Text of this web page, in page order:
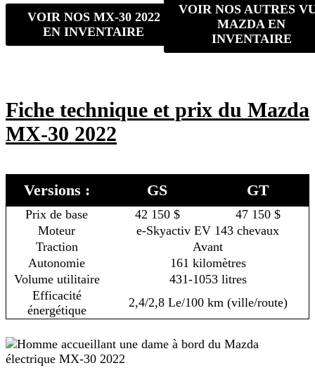
VOIR NOS MX-30 2022
EN INVENTAIRE
VOIR NOS AUTRES
MAZDA EN
INVENTAIRE
Fiche technique et prix du Mazda
MX-30 2022
Versions : GS GT
Prix de base 42 150 $
47 150 $
Moteur
e-Skyactiv EV 143 chevaux
Traction
Avant
Autonomie
161 kilomètres
Volume utilitaire
431-1053 litres
Efficacité
énergétique
2,4/2,8 Le/100 km (ville/route)